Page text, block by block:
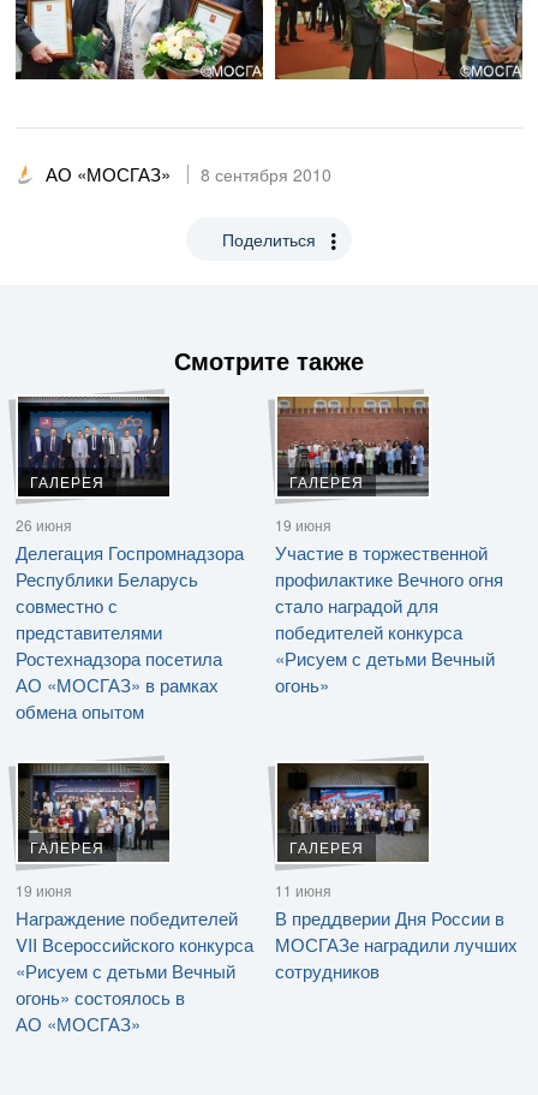
АО «МОСГАЗ» 8 сентября 2010
Поделиться
Смотрите также
ГАЛЕРЕЯ
26 июня
Делегация Госпромнадзора
Республики Беларусь
совместно с
представителями
Ростехнадзора посетила
АО «МОСГАЗ» в рамках
обмена опытом
ГАЛЕРЕЯ
19 июня
Участие в торжественной
профилактике Вечного огня
стало наградой для
победителей конкурса
«Рисуем с детьми Вечный
огонь»
ГАЛЕРЕЯ
19 июня
Награждение победителей
VII Всероссийского конкурса
«Рисуем с детьми Вечный
огонь» состоялось в
АО «МОСГАЗ»
ГАЛЕРЕЯ
11 июня
В преддверии Дня России в
МОСГАЗе наградили лучших
сотрудников